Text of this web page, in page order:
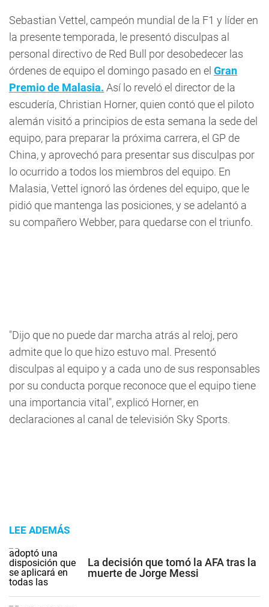
Sebastian Vettel, campeón mundial de la F1 y líder en
la presente temporada, le presentó disculpas al
personal directivo de Red Bull por desobedecer las
órdenes de equipo el domingo pasado en el Gran
Premio de Malasia. Así lo reveló el director de la
escudería, Christian Horner, quien contó que el piloto
alemán visitó a principios de esta semana la sede del
equipo, para preparar la próxima carrera, el GP de
China, y aprovechó para presentar sus disculpas por
lo ocurrido a todos los miembros del equipo. En
Malasia, Vettel ignoró las órdenes del equipo, que le
pidió que mantenga las posiciones, y se adelantó a
su compañero Webber, para quedarse con el triunfo.
"Dijo que no puede dar marcha atrás al reloj, pero
admite que lo que hizo estuvo mal. Presentó
disculpas al equipo y a cada uno de sus responsables
por su conducta porque reconoce que el equipo tiene
una importancia vital", explicó Horner, en
declaraciones al canal de televisión Sky Sports.
LEE ADEMÁS
La decisión que tomó la AFA tras la
muerte de Jorge Messi